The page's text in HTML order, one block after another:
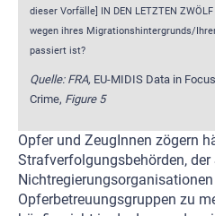
dieser Vorfälle] IN DEN LETZTEN
wegen ihres Migrationshintergrunds/
passiert ist?
Quelle: FRA, EU-MIDIS Data in
Crime, Figure 5
Opfer und ZeugInnen zögern
Strafverfolgungsbehörden,
Opferbetreuungsgruppen zu